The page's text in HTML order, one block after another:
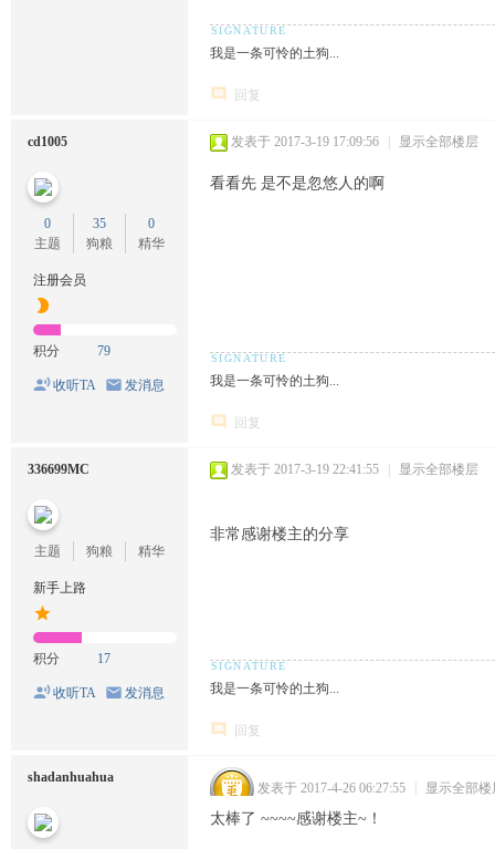
我是一条可怜的土狗...
回复
cd1005
0
主题
35
狗粮
0
精华
注册会员
积分 79
收听TA 发消息
发表于 2017-3-19 17:09:56 | 显示全部楼层
看看先 是不是忽悠人的啊
我是一条可怜的土狗...
回复
336699MC
主题 狗粮 精华
新手上路
积分 17
收听TA 发消息
发表于 2017-3-19 22:41:55 | 显示全部楼层
非常感谢楼主的分享
我是一条可怜的土狗...
回复
shadanhuahua
发表于 2017-4-26 06:27:55 显示全部楼
太棒了 ~~~~感谢楼主~！